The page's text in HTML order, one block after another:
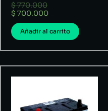
$770.000
$ 700.000
Añadir al carrito